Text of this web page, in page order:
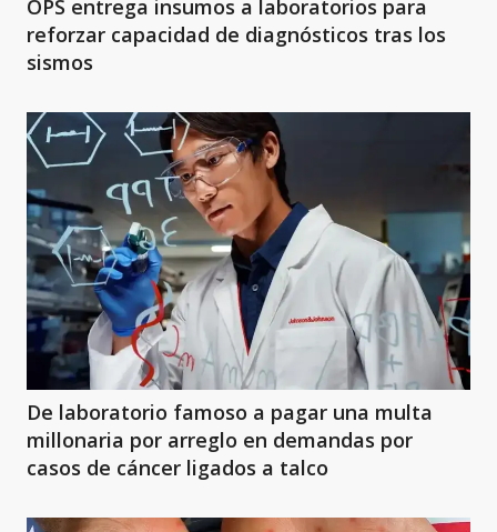
OPS entrega insumos a laboratorios para
reforzar capacidad de diagnósticos tras los
sismos
De laboratorio famoso a pagar una multa
millonaria por arreglo en demandas por
casos de cáncer ligados a talco